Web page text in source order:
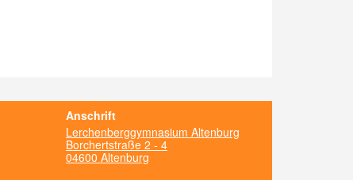
Anschrift
Lerchenberggymnasium Altenburg
Borchertstraße 2 - 4
04600 Altenburg